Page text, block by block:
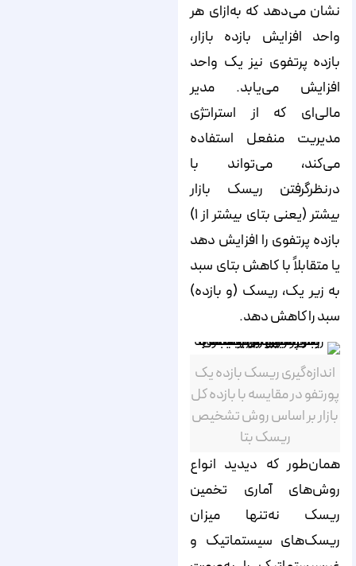
نشان می‌دهد که به‌ازای هر
واحد افزایش بازده بازار،
بازده پرتفوی نیز یک واحد
افزایش می‌یابد. مدیر
مالی‌ای که از استراتژی
مدیریت منفعل استفاده
می‌کند، می‌تواند با
درنظرگرفتن ریسک بازار
بیشتر (یعنی بتای بیشتر از ۱)
بازده پرتفوی را افزایش دهد
یا متقابلاً با کاهش بتای سبد
به زیر یک، ریسک (و بازده)
سبد را کاهش دهد.
اندازه‌گیری ریسک بازده یک
پورتفو در مقایسه با بازده کل
بازار بر اساس روش تشخیص
ریسک بتا
همان‌طور که دیدید انواع
روش‌های آماری تخمین
ریسک نه‌تنها میزان
ریسک‌های سیستماتیک و